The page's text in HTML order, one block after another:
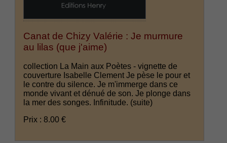
Canat de Chizy Valérie : Je murmure
au lilas (que j'aime)
collection La Main aux Poètes - vignette de
couverture Isabelle Clement Je pèse le pour et
le contre du silence. Je m'immerge dans ce
monde vivant et dénué de son. Je plonge dans
la mer des songes. Infinitude. (suite)
Prix : 8.00 €